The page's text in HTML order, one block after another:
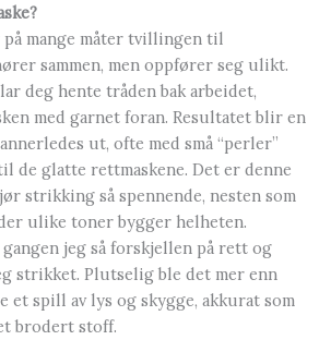
på mange måter tvillingen til
sammen, men oppfører seg ulikt.
deg hente tråden bak arbeidet,
med garnet foran. Resultatet blir en
ut, ofte med små “perler”
de glatte rettmaskene. Det er denne
strikking så spennende, nesten som
ulike toner bygger helheten.
jeg så forskjellen på rett og
strikket. Plutselig ble det mer enn
et spill av lys og skygge, akkurat som
brodert stoff.